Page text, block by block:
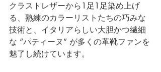
クラストレザーから1足1足染め上げ
る、熟練のカラーリストたちの巧みな
技術と、イタリアらしい大胆かつ繊細
な “パティーヌ” が多くの革靴ファンを
魅了し続けています。